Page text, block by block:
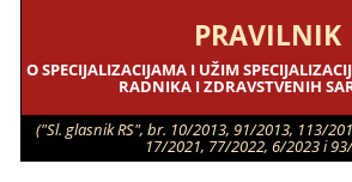
PRAVILNIK
O SPECIJALIZACIJAMA I UŽIM
RADNIKA I ZDRAVSTVENIH
("Sl. glasnik RS", br. 10/2013, 91/2013, 113/
17/2021, 77/2022, 6/2023 i